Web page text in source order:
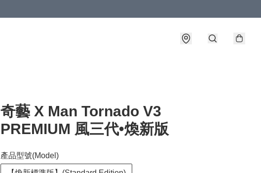
奇藝 X Man Tornado V3
PREMIUM 風三代•煥新版
產品型號(Model)